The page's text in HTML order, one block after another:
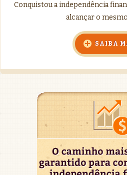
Conquistou a independência
alcançar o
SAIBA